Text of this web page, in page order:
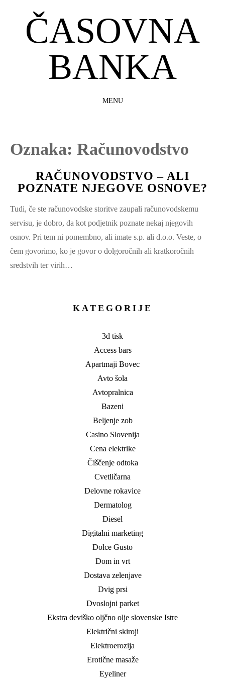
ČASOVNA
BANKA
MENU
CONTENT
Oznaka: Računovodstvo
RAČUNOVODSTVO – ALI
POZNATE NJEGOVE OSNOVE?
Tudi, če ste računovodske storitve zaupali računovodskemu
servisu, je dobro, da kot podjetnik poznate nekaj njegovih
osnov. Pri tem ni pomembno, ali imate s.p. ali d.o.o. Veste, o
čem govorimo, ko je govor o dolgoročnih ali kratkoročnih
sredstvih ter virih…
KATEGORIJE
3d tisk
Access bars
Apartmaji Bovec
Avto šola
Avtopralnica
Bazeni
Beljenje zob
Casino Slovenija
Cena elektrike
Čiščenje odtoka
Cvetličarna
Delovne rokavice
Dermatolog
Diesel
Digitalni marketing
Dolce Gusto
Dom in vrt
Dostava zelenjave
Dvig prsi
Dvoslojni parket
Ekstra deviško oljčno olje slovenske Istre
Električni skiroji
Elektroerozija
Erotične masaže
Eyeliner